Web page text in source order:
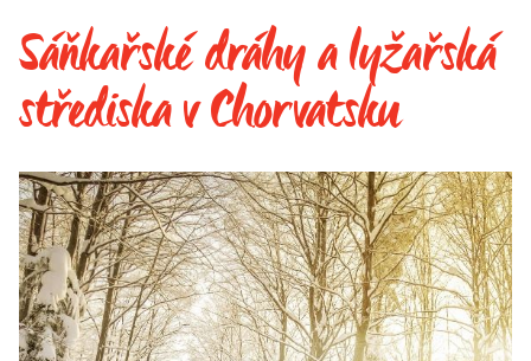
Sáňkařské dráhy a lyžařská
střediska v Chorvatsku